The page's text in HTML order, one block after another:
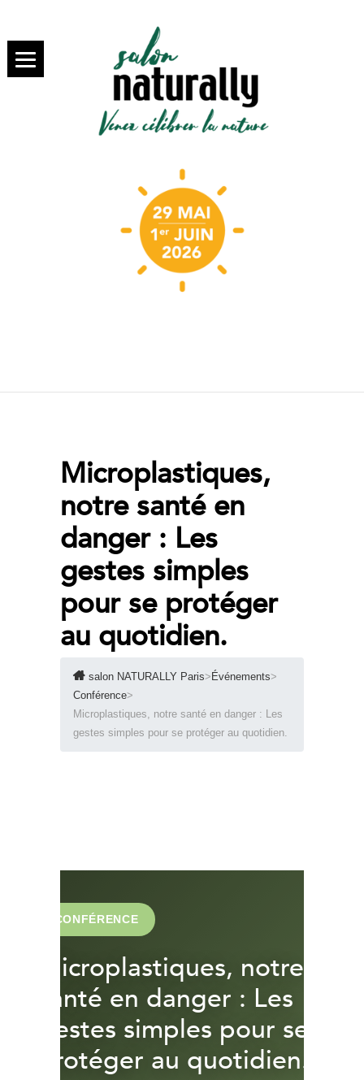
salon
NATURALLY
Paris
VENEZ SAVOURER LA BIO
Microplastiques,
notre santé en
danger : Les
gestes simples
pour se protéger
au quotidien.
salon NATURALLY Paris> Événements>
Conférence>
Microplastiques, notre santé en danger : Les
gestes simples pour se protéger au quotidien.
CONFÉRENCE
Microplastiques, notre
santé en danger : Les
gestes simples pour se
protéger au quotidien.